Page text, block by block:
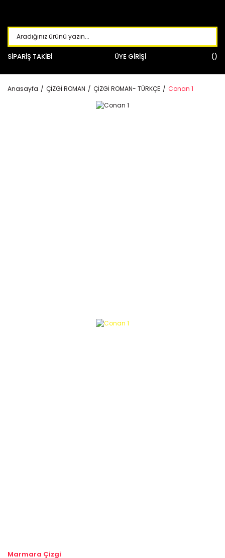
SİPARİŞ TAKİBİ ÜYE GİRİŞİ
Anasayfa ÇİZGİ ROMAN ÇİZGİ ROMAN- TÜRKÇE Conan 1
Marmara Çizgi